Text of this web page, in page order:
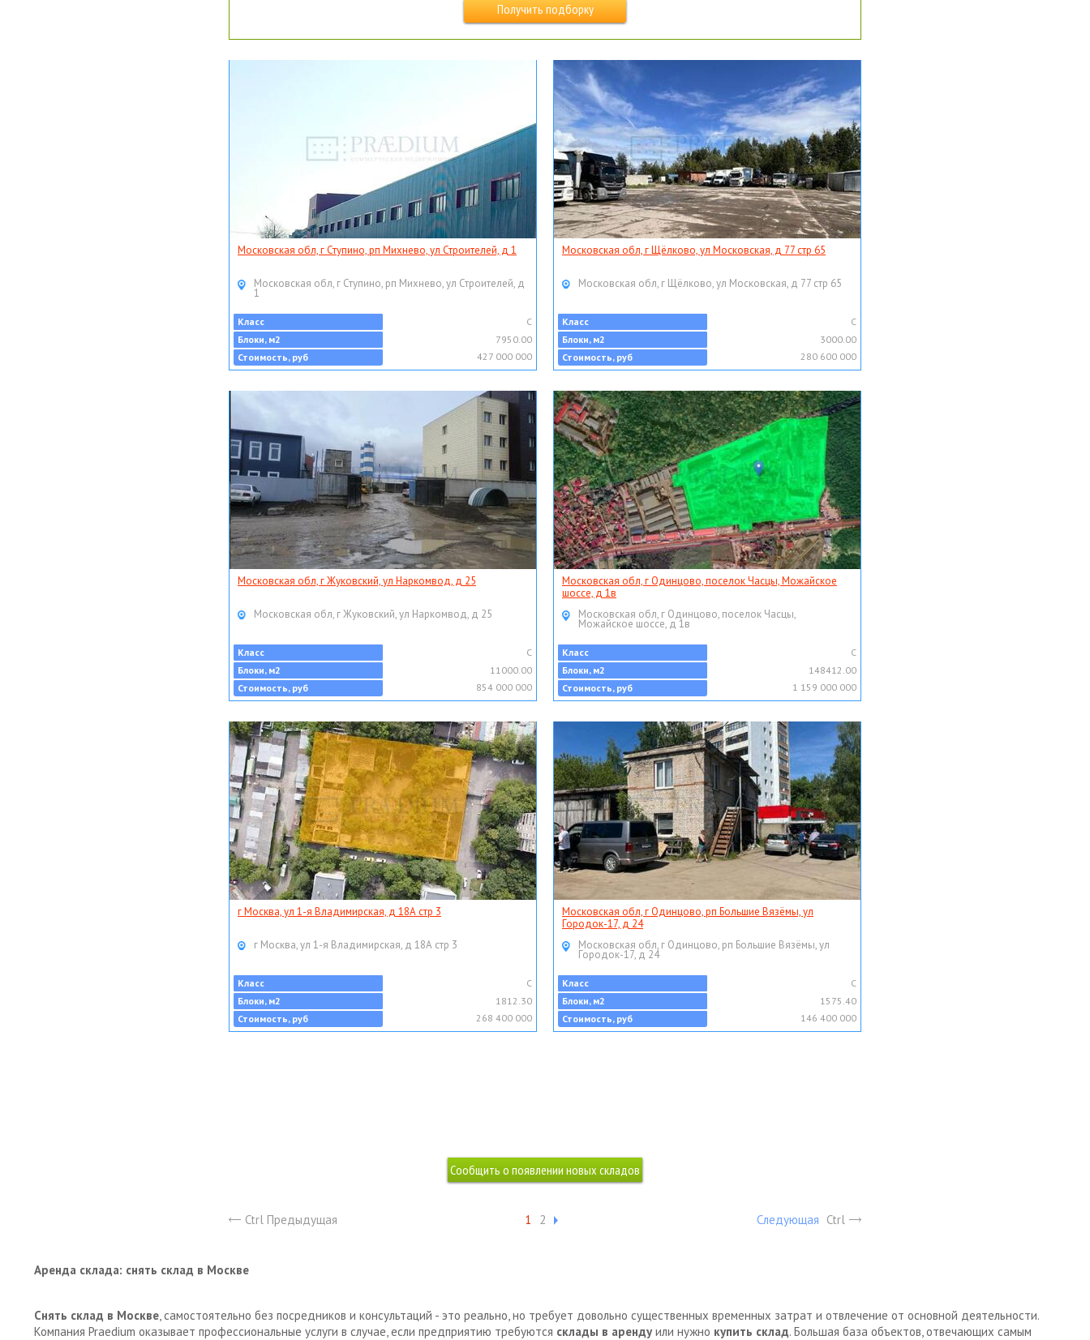
Получить подборку
Московская обл, г Ступино, рп Михнево, ул Строителей, д 1
Московская обл, г Ступино, рп Михнево, ул Строителей, д
1
Класс
C
Блоки, м2
7950.00
Стоимость, руб
427 000 000
Московская обл, г Щёлково, ул Московская, д 77 стр 65
Московская обл, г Щёлково, ул Московская, д 77 стр 65
Класс
C
Блоки, м2
3000.00
Стоимость, руб
280 600 000
Московская обл, г Жуковский, ул Наркомвод, д 25
Московская обл, г Жуковский, ул Наркомвод, д 25
Класс
C
Блоки, м2
11000.00
Стоимость, руб
854 000 000
Московская обл, г Одинцово, поселок Часцы, Можайское
шоссе, д 1в
Московская обл, г Одинцово, поселок Часцы,
Можайское шоссе, д 1в
Класс
C
Блоки, м2
148412.00
Стоимость, руб
1 159 000 000
г Москва, ул 1-я Владимирская, д 18А стр 3
г Москва, ул 1-я Владимирская, д 18А стр 3
Класс
C
Блоки, м2
1812.30
Стоимость, руб
268 400 000
Московская обл, г Одинцово, рп Большие Вязёмы, ул
Городок-17, д 24
Московская обл, г Одинцово, рп Большие Вязёмы, ул
Городок-17, д 24
Класс
C
Блоки, м2
1575.40
Стоимость, руб
146 400 000
Ctrl Предыдущая 1 2 Следующая Ctrl
Аренда склада: снять склад в Москве
Снять склад в Москве, самостоятельно без посредников и консультаций - это реально, но требует довольно существенных временных затрат и отвлечение от основной деятельности.
Компания Praedium оказывает профессиональные услуги в случае, если предприятию требуются склады в аренду или нужно купить склад. Большая база объектов, отвечающих самым